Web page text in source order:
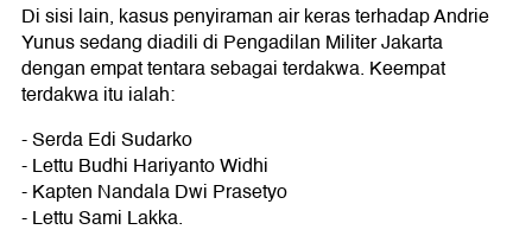
Di sisi lain, kasus penyiraman air keras terhadap Andrie
Yunus sedang diadili di Pengadilan Militer Jakarta
dengan empat tentara sebagai terdakwa. Keempat
terdakwa itu ialah:
- Serda Edi Sudarko
- Lettu Budhi Hariyanto Widhi
- Kapten Nandala Dwi Prasetyo
- Lettu Sami Lakka.